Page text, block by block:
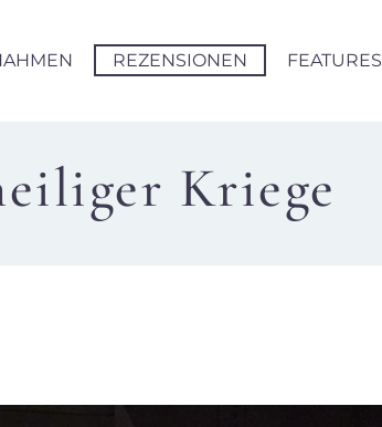
REZENSIONEN FEATURES
Kriege